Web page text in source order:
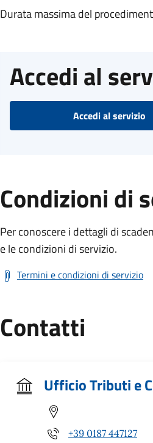
Durata massima del
Accedi al
Accedi al servizio
Condizioni di
Per conoscere i dettagli di
e le condizioni di servizio.
Termini e condizioni di servizio
Contatti
Ufficio Tributi e
+39 0187 447127